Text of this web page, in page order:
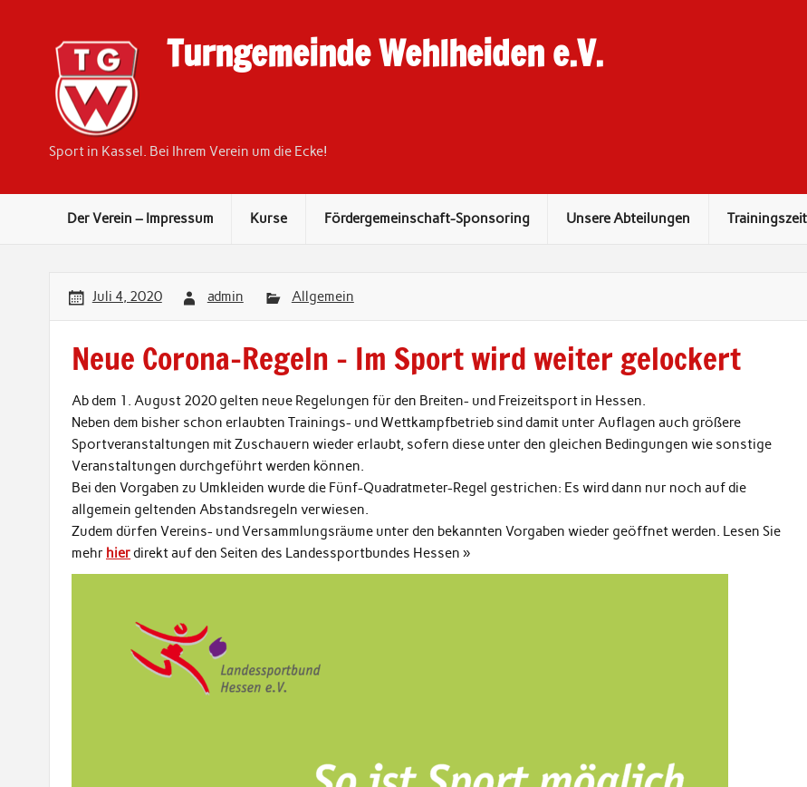
Turngemeinde Wehlheiden e.V.
Sport in Kassel. Bei Ihrem Verein um die Ecke!
Der Verein – Impressum Kurse Fördergemeinschaft-Sponsoring Unsere Abteilungen
Juli 4, 2020 admin Allgemein
Neue Corona-Regeln – Im Sport wird weiter gelockert
Ab dem 1. August 2020 gelten neue Regelungen für den Breiten- und Freizeitsport in Hessen.
Neben dem bisher schon erlaubten Trainings- und Wettkampfbetrieb sind damit unter Auflagen auch größere
Sportveranstaltungen mit Zuschauern wieder erlaubt, sofern diese unter den gleichen Bedingungen wie sonstige
Veranstaltungen durchgeführt werden können.
Bei den Vorgaben zu Umkleiden wurde die Fünf-Quadratmeter-Regel gestrichen: Es wird dann nur noch auf die
allgemein geltenden Abstandsregeln verwiesen.
Zudem dürfen Vereins- und Versammlungsräume unter den bekannten Vorgaben wieder geöffnet werden. Lesen Sie
mehr hierdirekt auf den Seiten des Landessportbundes Hessen »